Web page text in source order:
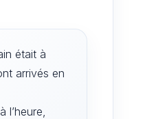
était à
arrivés en
l’heure,